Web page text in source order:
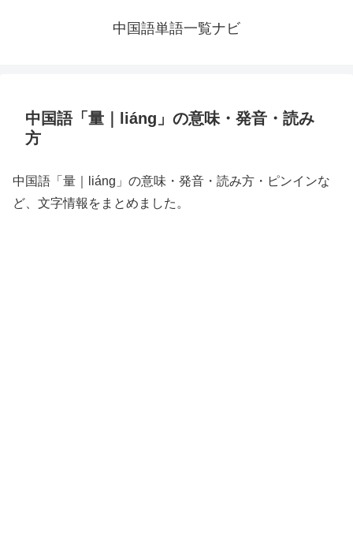
中国語単語一覧ナビ
中国語「量｜liáng」の意味・発音・読み
方
中国語「量｜liáng」の意味・発音・読み方・ピンインな
ど、文字情報をまとめました。